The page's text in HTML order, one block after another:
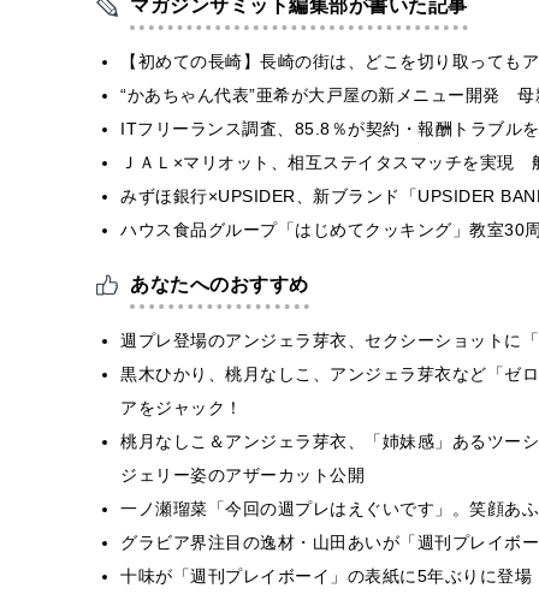
マガジンサミット編集部が書いた記事
【初めての長崎】長崎の街は、どこを切り取って
“かあちゃん代表”亜希が大戸屋の新メニュー開発
ITフリーランス調査、85.8％が契約・報酬トラブ
ＪＡＬ×マリオット、相互ステイタスマッチを実
みずほ銀行×UPSIDER、新ブランド「UPSIDER
ハウス食品グループ「はじめてクッキング」教室
あなたへのおすすめ
週プレ登場のアンジェラ芽衣、セクシーショットに
黒木ひかり、桃月なしこ、アンジェラ芽衣など「ゼ
アをジャック！
桃月なしこ＆アンジェラ芽衣、「姉妹感」あるツー
ジェリー姿のアザーカット公開
一ノ瀬瑠菜「今回の週プレはえぐいです」。笑顔あ
グラビア界注目の逸材・山田あいが「週刊プレイボ
十味が「週刊プレイボーイ」の表紙に5年ぶりに登